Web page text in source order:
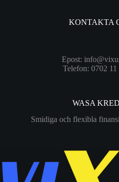
KONTAKTA
Epost:
Telefon: 0702 11
WASA
Smidiga och flexibla